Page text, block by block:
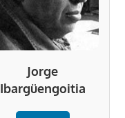
Jorge
Ibargüengoitia